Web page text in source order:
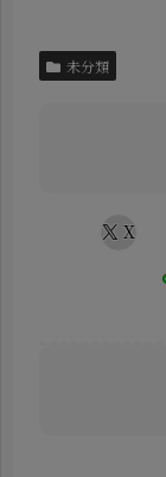
未分類
X